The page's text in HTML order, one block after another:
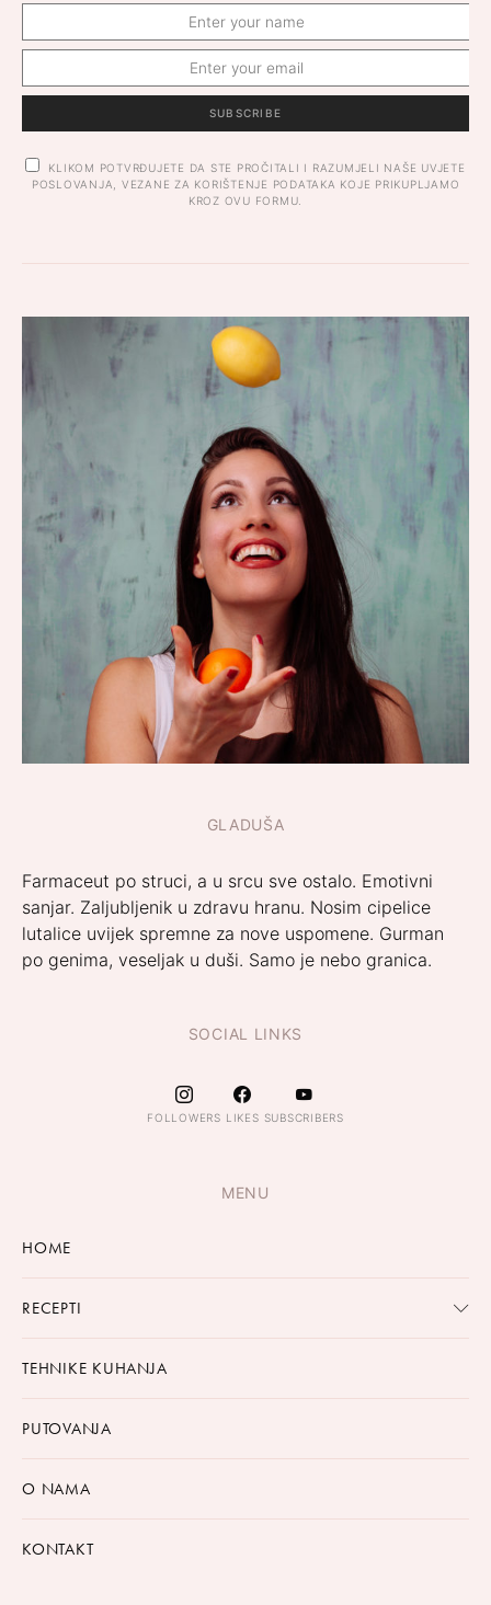
SUBSCRIBE
KLIKOM POTVRĐUJETE DA STE PROČITALI I RAZUMJELI NAŠE UVJETE
POSLOVANJA, VEZANE ZA KORIŠTENJE PODATAKA KOJE PRIKUPLJAMO
KROZ OVU FORMU.
GLADUŠA
Farmaceut po struci, a u srcu sve ostalo. Emotivni
sanjar. Zaljubljenik u zdravu hranu. Nosim cipelice
lutalice uvijek spremne za nove uspomene. Gurman
po genima, veseljak u duši. Samo je nebo granica.
SOCIAL LINKS
FOLLOWERS LIKES SUBSCRIBERS
MENU
HOME
RECEPTI
TEHNIKE KUHANJA
PUTOVANJA
O NAMA
KONTAKT